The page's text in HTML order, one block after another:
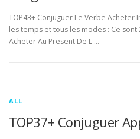
TOP43+ Conjuguer Le Verbe Acheter
les temps et tous les modes : Ce
Acheter Au Present De L …
ALL
TOP37+ Conjuguer